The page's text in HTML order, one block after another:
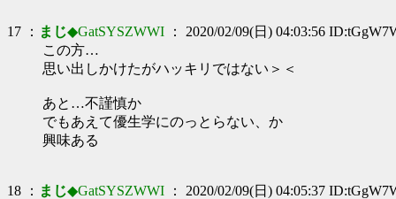
17 ： まじ◆GatSYSZWWI ： 2020/02/09(日) 04:03:56
この方…
思い出しかけたがハッキリではない＞＜
あと…不謹慎か
でもあえて優生学にのっとらない、か
興味ある
18 ： まじ◆GatSYSZWWI ： 2020/02/09(日) 04:05:37